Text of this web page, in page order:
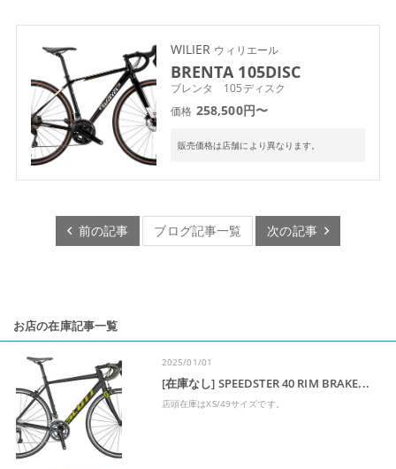
WILIER ウィリエール
BRENTA 105DISC
ブレンタ 105ディスク
価格 258,500円〜
販売価格は店舗により異なります。
前の記事 ブログ記事一覧 次の記事
お店の在庫記事一覧
2025/01/01
[在庫なし] SPEEDSTER 40 RIM BRAKE...
店頭在庫はXS/49サイズです。